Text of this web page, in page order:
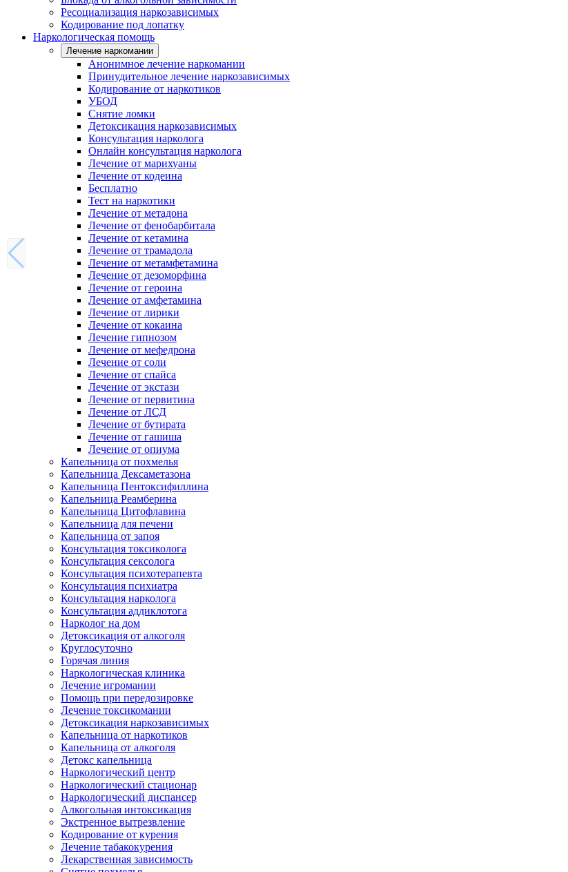
Ресоциализация наркозависимых
Кодирование под лопатку
Наркологическая помощь
Лечение наркомании
Анонимное лечение наркомании
Принудительное лечение наркозависимых
Кодирование от наркотиков
УБОД
Снятие ломки
Детоксикация наркозависимых
Консультация нарколога
Онлайн консультация нарколога
Лечение от марихуаны
Лечение от кодеина
Бесплатно
Тест на наркотики
Лечение от метадона
Лечение от фенобарбитала
Лечение от кетамина
Лечение от трамадола
Лечение от метамфетамина
Лечение от дезоморфина
Лечение от героина
Лечение от амфетамина
Лечение от лирики
Лечение от кокаина
Лечение гипнозом
Лечение от мефедрона
Лечение от соли
Лечение от спайса
Лечение от экстази
Лечение от первитина
Лечение от ЛСД
Лечение от бутирата
Лечение от гашиша
Лечение от опиума
Капельница от похмелья
Капельница Дексаметазона
Капельница Пентоксифиллина
Капельница Реамберина
Капельница Цитофлавина
Капельница для печени
Капельница от запоя
Консультация токсиколога
Консультация сексолога
Консультация психотерапевта
Консультация психиатра
Консультация нарколога
Консультация аддиклотога
Нарколог на дом
Детоксикация от алкоголя
Круглосуточно
Горячая линия
Наркологическая клиника
Лечение игромании
Помощь при передозировке
Лечение токсикомании
Детоксикация наркозависимых
Капельница от наркотиков
Капельница от алкоголя
Детокс капельница
Наркологический центр
Наркологический стационар
Наркологический диспансер
Алкогольная интоксикация
Экстренное вытрезвление
Кодирование от курения
Лечение табакокурения
Лекарственная зависимость